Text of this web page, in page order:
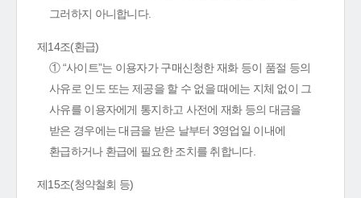
그러하지 아니합니다.
제14조(환급)
① “사이트”는 이용자가 구매신청한 재화 등이 품절 등의
사유로 인도 또는 제공을 할 수 없을 때에는 지체 없이 그
사유를 이용자에게 통지하고 사전에 재화 등의 대금을
받은 경우에는 대금을 받은 날부터 3영업일 이내에
환급하거나 환급에 필요한 조치를 취합니다.
제15조(청약철회 등)